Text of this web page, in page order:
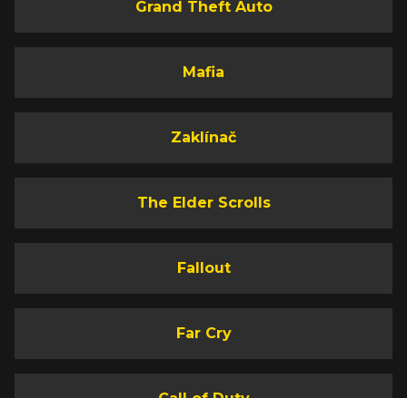
Grand Theft Auto
Mafia
Zaklínač
The Elder Scrolls
Fallout
Far Cry